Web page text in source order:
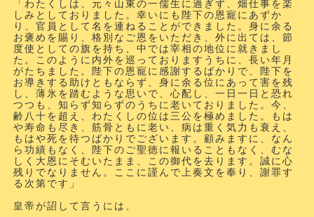
「わたくしは、元々山東の一儒生に過ぎず、畑仕事を楽
しみとしておりました。幸いにも陛下の恩寵にあずか
り、官員として名を連ねることができました。身に余る
お褒めを賜り、格別なご恩をいただき、外に出ては、節
度使としての旗を持ち、中では宰相の地位に就きまし
た。このように内外を巡っておりますうちに、長い年月
がたちました。陛下の恩寵に感謝するばかりで、陛下を
お導きする助けともならず、身に余る位にあって害を残
し、薄氷を踏むような思いで、心配し、一日一日と恐れ
つつも、知らず知らずのうちに老いておりました。今、
齢八十を超え、わたくしの位は三公を極めました。もは
や寿命も尽き、筋骨ともに老い、病は重く気力も衰え、
もはや死を待つばかりでございます。顧みますに、なん
ら功績もなく、陛下のご聖徳に報いることもなく、むな
しく大恩にそむいたまま、この御代を去ります。誠に心
残りでなりません。ここに謹んで上奏文を奉り、謝罪す
る次第です」
皇帝が詔して言うには、